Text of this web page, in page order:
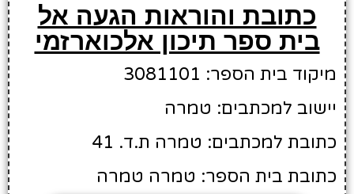
כתובת והוראות הגעה אל
בית ספר תיכון אלכוארזמי
מיקוד בית הספר: 3081101
יישוב למכתבים: טמרה
כתובת למכתבים: טמרה ת.ד. 41
כתובת בית הספר: טמרה טמרה